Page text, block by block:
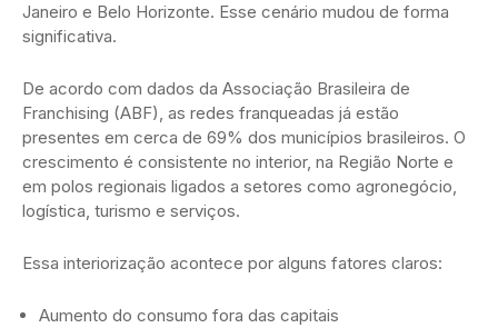
Janeiro e Belo Horizonte. Esse cenário mudou de forma
significativa.
De acordo com dados da Associação Brasileira de
Franchising (ABF), as redes franqueadas já estão
presentes em cerca de 69% dos municípios brasileiros. O
crescimento é consistente no interior, na Região Norte e
em polos regionais ligados a setores como agronegócio,
logística, turismo e serviços.
Essa interiorização acontece por alguns fatores claros:
Aumento do consumo fora das capitais